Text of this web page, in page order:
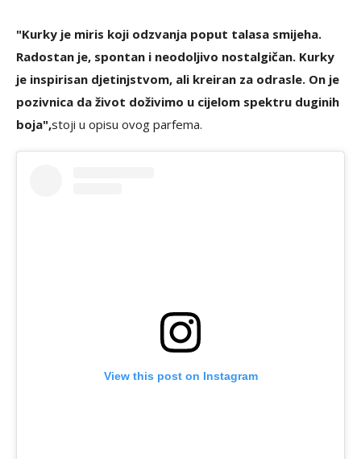
"Kurky je miris koji odzvanja poput talasa smijeha.
Radostan je, spontan i neodoljivo nostalgičan. Kurky
je inspirisan djetinjstvom, ali kreiran za odrasle. On je
pozivnica da život doživimo u cijelom spektru duginih
boja",stoji u opisu ovog parfema.
View this post on Instagram